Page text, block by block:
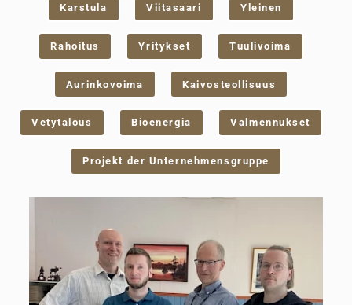
Karstula Viitasaari Yleinen
Rahoitus Yritykset Tuulivoima
Aurinkovoima Kaivosteollisuus
Vetytalous Bioenergia Valmennukset
Projekt der Unternehmensgruppe